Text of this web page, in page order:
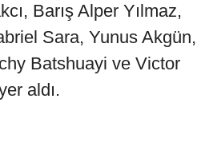
Barış Alper Yılmaz,
Sara, Yunus Akgün,
Batshuayi ve Victor
aldı.